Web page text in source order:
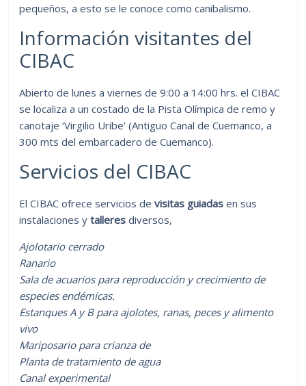
pequeños, a esto se le conoce como canibalismo.
Información visitantes del
CIBAC
Abierto de lunes a viernes de 9:00 a 14:00 hrs. el CIBAC
se localiza a un costado de la Pista Olímpica de remo y
canotaje ‘Virgilio Uribe’ (Antiguo Canal de Cuemanco, a
300 mts del embarcadero de Cuemanco).
Servicios del CIBAC
El CIBAC ofrece servicios devisitas guiadas en sus
instalaciones ytalleres diversos,
Ajolotario cerrado
Ranario
Sala de acuarios para reproducción y crecimiento de
especies endémicas.
Estanques A y B para ajolotes, ranas, peces y alimento
vivo
Mariposario para crianza de
Planta de tratamiento de agua
Canal experimental